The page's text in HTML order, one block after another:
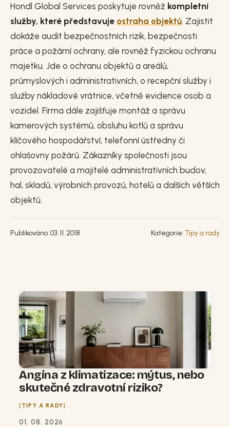
Hondl Global Services poskytuje rovněž kompletní
služby, které představuje ostraha objektů. Zajistit
dokáže audit bezpečnostních rizik, bezpečnosti
práce a požární ochrany, ale rovněž fyzickou ochranu
majetku. Jde o ochranu objektů a areálů,
průmyslových i administrativních, o recepční služby i
služby nákladové vrátnice, včetně evidence osob a
vozidel. Firma dále zajišťuje montáž a správu
kamerových systémů, obsluhu kotlů a správu
klíčového hospodářství, telefonní ústředny či
ohlašovny požárů. Zákazníky společnosti jsou
provozovatelé a majitelé administrativních budov,
hal, skladů, výrobních provozů, hotelů a dalších větších
objektů.
Publikováno: 03. 11. 2018 Kategorie:Tipy a rady
Angína z klimatizace: mýtus, nebo
skutečné zdravotní riziko?
TIPY A RADY
01. 08. 2026